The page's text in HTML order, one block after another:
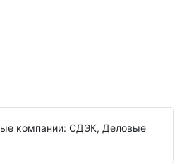
компании: СДЭК, Деловые